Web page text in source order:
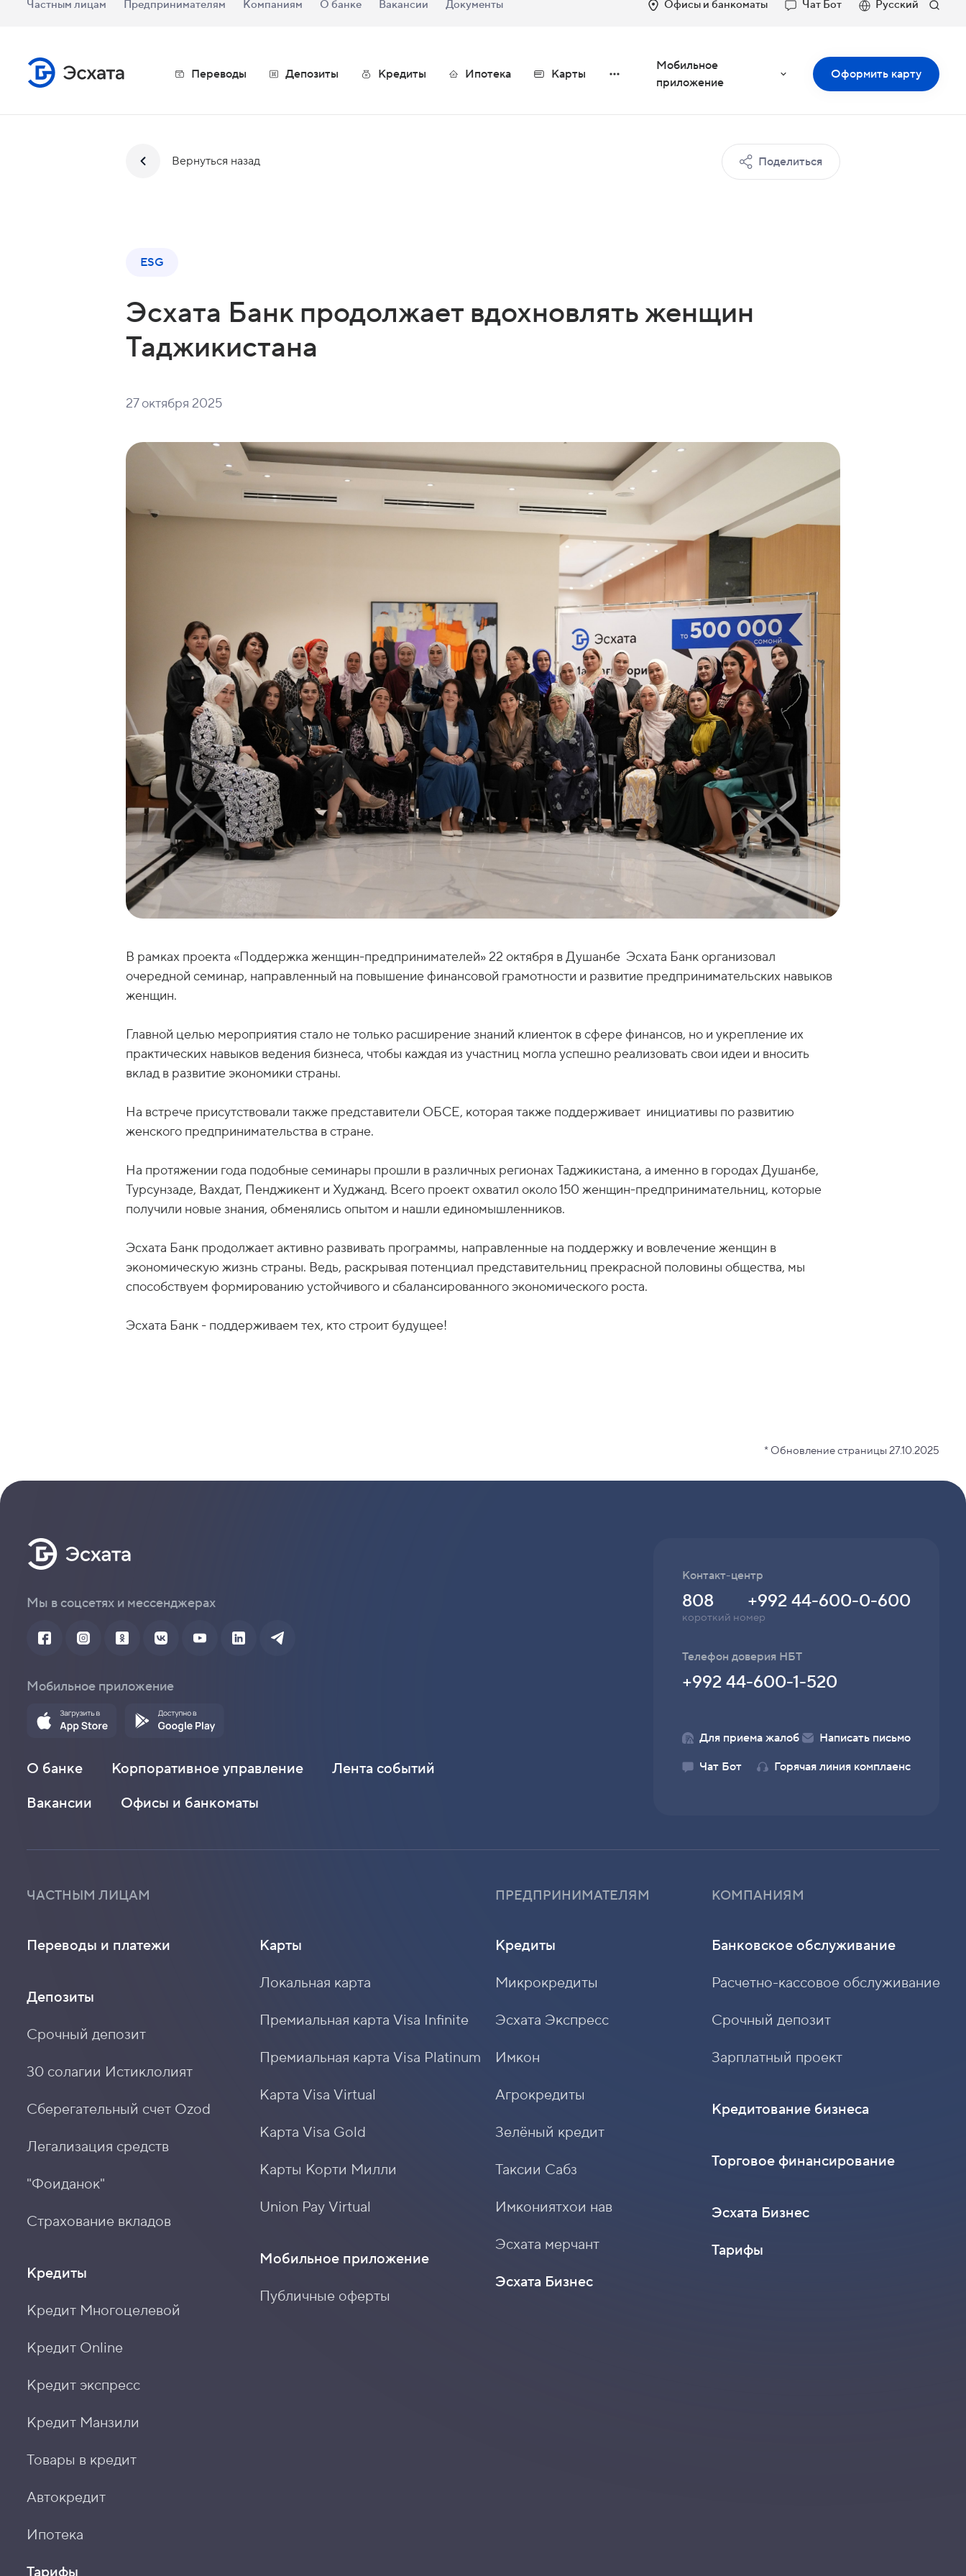
Частным лицам Предпринимателям Компаниям О банке Вакансии Документы Офисы и банкоматы Чат Бот Русский
Переводы Депозиты Кредиты Ипотека Карты
Мобильное
приложение
Оформить карту
Вернуться назад Поделиться
ESG
Эсхата Банк продолжает вдохновлять женщин
Таджикистана
27 октября 2025
В рамках проекта «Поддержка женщин-предпринимателей» 22 октября в Душанбе Эсхата Банк организовал
очередной семинар, направленный на повышение финансовой грамотности и развитие предпринимательских навыков
женщин.
Главной целью мероприятия стало не только расширение знаний клиенток в сфере финансов, но и укрепление их
практических навыков ведения бизнеса, чтобы каждая из участниц могла успешно реализовать свои идеи и вносить
вклад в развитие экономики страны.
На встрече присутствовали также представители ОБСЕ, которая также поддерживает инициативы по развитию
женского предпринимательства в стране.
На протяжении года подобные семинары прошли в различных регионах Таджикистана, а именно в городах Душанбе,
Турсунзаде, Вахдат, Пенджикент и Худжанд. Всего проект охватил около 150 женщин-предпринимательниц, которые
получили новые знания, обменялись опытом и нашли единомышленников.
Эсхата Банк продолжает активно развивать программы, направленные на поддержку и вовлечение женщин в
экономическую жизнь страны. Ведь, раскрывая потенциал представительниц прекрасной половины общества, мы
способствуем формированию устойчивого и сбалансированного экономического роста.
Эсхата Банк - поддерживаем тех, кто строит будущее!
* Обновление страницы 27.10.2025
Контакт-центр
короткий номер
808 +992 44-600-0-600
Телефон доверия НБТ
+992 44-600-1-520
Для приема жалоб
Написать письмо
Чат Бот
Горячая линия комплаенс
Мы в соцсетях и мессенджерах
Мобильное приложение
О банке Корпоративное управление
Лента событий
Вакансии
Офисы и банкоматы
ЧАСТНЫМ ЛИЦАМ
Переводы и платежи
Депозиты
Срочный депозит
30 солагии Истиклолият
Сберегательный счет Ozod
Легализация средств
"Фоиданок"
Страхование вкладов
Кредиты
Кредит Многоцелевой
Кредит Online
Кредит экспресс
Кредит Манзили
Товары в кредит
Автокредит
Ипотека
Карты
Локальная карта
Премиальная карта Visa Infinite
Премиальная карта Visa Platinum
Карта Visa Virtual
Карта Visa Gold
Карты Корти Милли
Union Pay Virtual
Мобильное приложение
Публичные оферты
ПРЕДПРИНИМАТЕЛЯМ
Кредиты
Микрокредиты
Эсхата Экспресс
Имкон
Агрокредиты
Зелёный кредит
Таксии Сабз
Имкониятхои нав
Эсхата мерчант
Эсхата Бизнес
КОМПАНИЯМ
Банковское обслуживание
Расчетно-кассовое обслуживание
Срочный депозит
Зарплатный проект
Кредитование бизнеса
Торговое финансирование
Эсхата Бизнес
Тарифы